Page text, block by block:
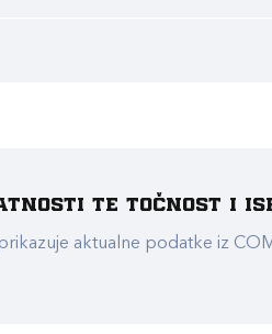
te točnost i
aktualne podatke iz